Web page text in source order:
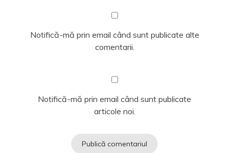
Notifică-mă prin email când sunt publicate alte
comentarii.
Notifică-mă prin email când sunt publicate
articole noi.